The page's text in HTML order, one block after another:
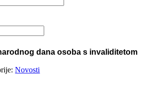
dana osoba s invaliditetom
Novosti